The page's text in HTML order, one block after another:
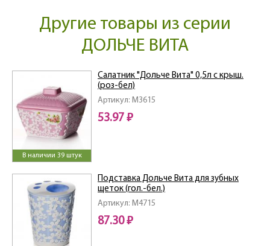
Другие товары из серии
ДОЛЬЧЕ ВИТА
В наличии 39 штук
Артикул: M3615
Салатник "Дольче Вита" 0,5л с крыш.
(роз-бел)
53.97 ₽
Артикул: M4715
Подставка Дольче Вита для зубных
щеток (гол.-бел.)
87.30 ₽